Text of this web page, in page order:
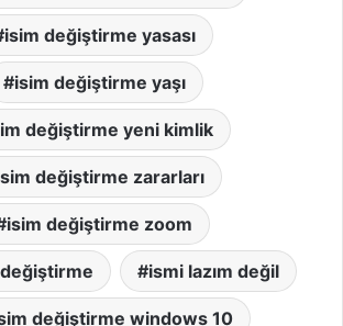
isim değiştirme yasası
isim değiştirme yaşı
değiştirme yeni kimlik
değiştirme zararları
isim değiştirme zoom
ismi lazım değil
değiştirme windows 10